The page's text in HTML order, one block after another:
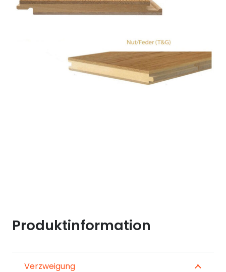
Produktinformation
Verzweigung